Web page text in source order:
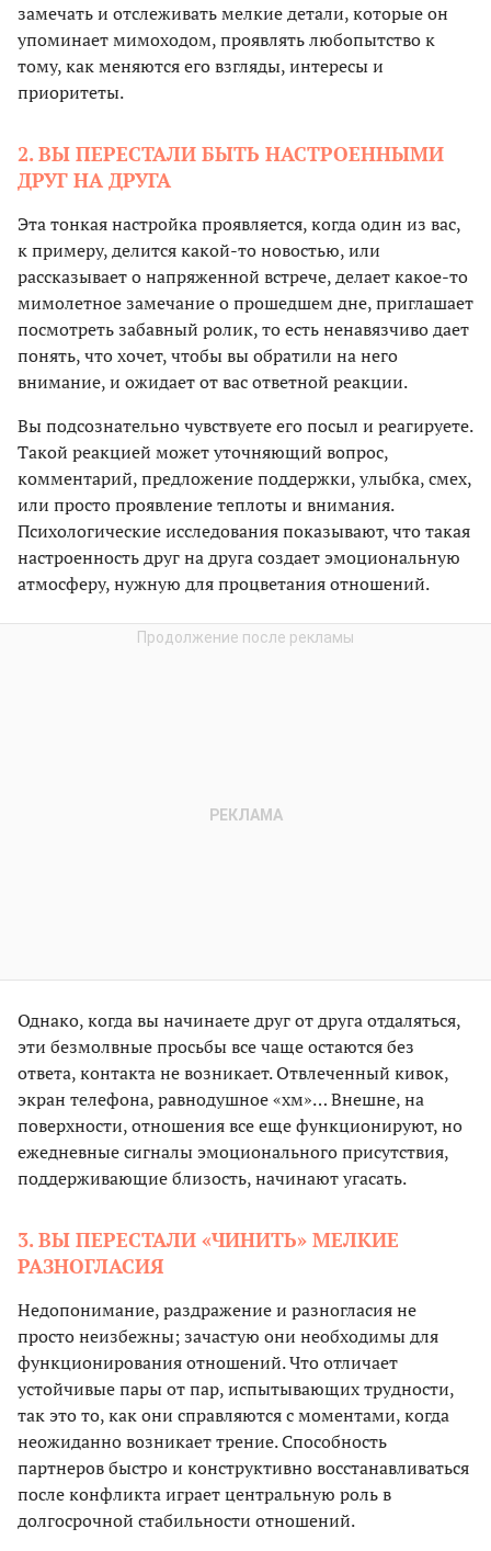
замечать и отслеживать мелкие детали, которые он
упоминает мимоходом, проявлять любопытство к
тому, как меняются его взгляды, интересы и
приоритеты.
2. ВЫ ПЕРЕСТАЛИ БЫТЬ НАСТРОЕННЫМИ
ДРУГ НА ДРУГА
Эта тонкая настройка проявляется, когда один из вас,
к примеру, делится какой-то новостью, или
рассказывает о напряженной встрече, делает какое-то
мимолетное замечание о прошедшем дне, приглашает
посмотреть забавный ролик, то есть ненавязчиво дает
понять, что хочет, чтобы вы обратили на него
внимание, и ожидает от вас ответной реакции.
Вы подсознательно чувствуете его посыл и реагируете.
Такой реакцией может уточняющий вопрос,
комментарий, предложение поддержки, улыбка, смех,
или просто проявление теплоты и внимания.
Психологические исследования показывают, что такая
настроенность друг на друга создает эмоциональную
атмосферу, нужную для процветания отношений.
Однако, когда вы начинаете друг от друга отдаляться,
эти безмолвные просьбы все чаще остаются без
ответа, контакта не возникает. Отвлеченный кивок,
экран телефона, равнодушное «хм»… Внешне, на
поверхности, отношения все еще функционируют, но
ежедневные сигналы эмоционального присутствия,
поддерживающие близость, начинают угасать.
3. ВЫ ПЕРЕСТАЛИ «ЧИНИТЬ» МЕЛКИЕ
РАЗНОГЛАСИЯ
Недопонимание, раздражение и разногласия не
просто неизбежны; зачастую они необходимы для
функционирования отношений. Что отличает
устойчивые пары от пар, испытывающих трудности,
так это то, как они справляются с моментами, когда
неожиданно возникает трение. Способность
партнеров быстро и конструктивно восстанавливаться
после конфликта играет центральную роль в
долгосрочной стабильности отношений.